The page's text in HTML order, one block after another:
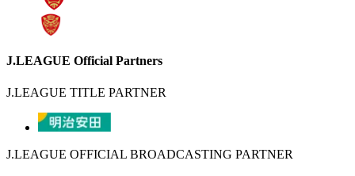
J.LEAGUE Official Partners
J.LEAGUE TITLE PARTNER
J.LEAGUE OFFICIAL BROADCASTING PARTNER